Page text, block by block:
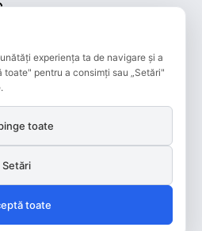
efectuate pe acest site
către Netopia Payments
de 3D-Secure.
experiența ta de navigare și a
pentru a consimți sau „Setări"
toate
Setări
toate